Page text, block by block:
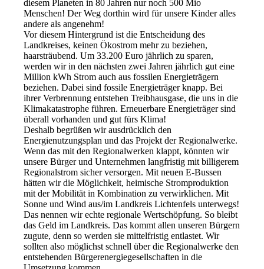
diesem Planeten in 80 Jahren nur noch 500 Mio
Menschen! Der Weg dorthin wird für unsere Kinder alles
andere als angenehm!
Vor diesem Hintergrund ist die Entscheidung des
Landkreises, keinen Ökostrom mehr zu beziehen,
haarsträubend. Um 33.200 Euro jährlich zu sparen,
werden wir in den nächsten zwei Jahren jährlich gut eine
Million kWh Strom auch aus fossilen Energieträgern
beziehen. Dabei sind fossile Energieträger knapp. Bei
ihrer Verbrennung entstehen Treibhausgase, die uns in die
Klimakatastrophe führen. Erneuerbare Energieträger sind
überall vorhanden und gut fürs Klima!
Deshalb begrüßen wir ausdrücklich den
Energienutzungsplan und das Projekt der Regionalwerke.
Wenn das mit den Regionalwerken klappt, könnten wir
unsere Bürger und Unternehmen langfristig mit billigerem
Regionalstrom sicher versorgen. Mit neuen E-Bussen
hätten wir die Möglichkeit, heimische Stromproduktion
mit der Mobilität in Kombination zu verwirklichen. Mit
Sonne und Wind aus/im Landkreis Lichtenfels unterwegs!
Das nennen wir echte regionale Wertschöpfung. So bleibt
das Geld im Landkreis. Das kommt allen unseren Bürgern
zugute, denn so werden sie mittelfristig entlastet. Wir
sollten also möglichst schnell über die Regionalwerke den
entstehenden Bürgerenergiegesellschaften in die